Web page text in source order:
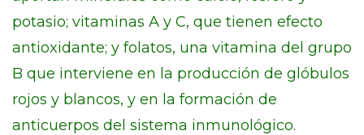
potasio; vitaminas A y C, que tienen efecto
antioxidante; y folatos, una vitamina del grupo
B que interviene en la producción de glóbulos
rojos y blancos, y en la formación de
anticuerpos del sistema inmunológico.